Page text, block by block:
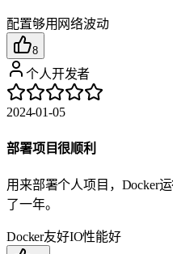
配置够用 网络波动
8
个人开发者
2024-01-05
部署项目很顺利
用来部署个人项目，Docker
了一年。
Docker友好IO性能好